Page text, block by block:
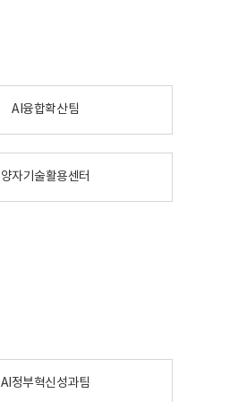
AI융합확산팀
양자기술활용센터
AI정부혁신성과팀